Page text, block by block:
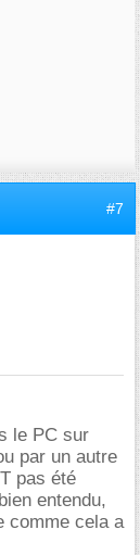
#7
le PC sur
par un autre
pas été
entendu,
comme cela a